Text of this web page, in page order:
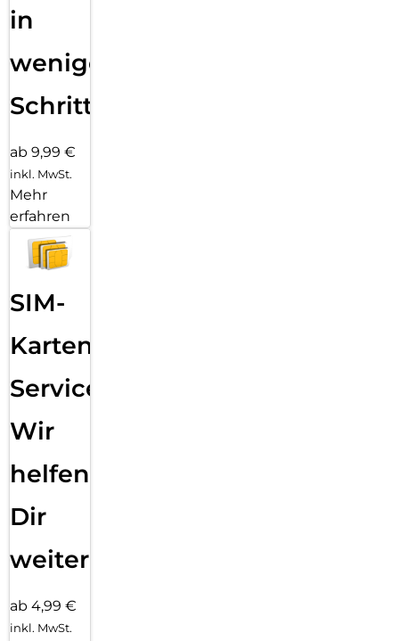
in
wenigen
Schritten
ab 9,99 €
inkl. MwSt.
Mehr
erfahren
SIM-
Karten
Service:
Wir
helfen
Dir
weiter
ab 4,99 €
inkl. MwSt.